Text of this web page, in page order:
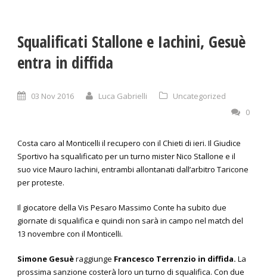
Squalificati Stallone e Iachini, Gesuè
entra in diffida
03 Nov 2016 Luca Gabrielli
Uncategorized
0
Costa caro al Monticelli il recupero con il Chieti di ieri. Il Giudice
Sportivo ha squalificato per un turno mister Nico Stallone e il
suo vice Mauro Iachini, entrambi allontanati dall’arbitro Taricone
per proteste.
Il giocatore della Vis Pesaro Massimo Conte ha subito due
giornate di squalifica e quindi non sarà in campo nel match del
13 novembre con il Monticelli.
Simone Gesuèraggiunge Francesco Terrenzio in diffida. La
prossima sanzione costerà loro un turno di squalifica. Con due